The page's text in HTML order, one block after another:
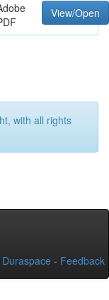
View/Open
with all rights
Duraspace - Feedback